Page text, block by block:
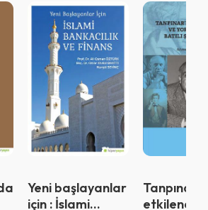
Yeni başlayanlar
için : İslami
etkilendiği
Giriş
Vazgeç
Code taraması başarılı.
kurumu ile kullanıyorsunuz.
Tamam
Vazgeç